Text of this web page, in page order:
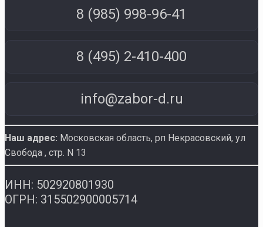
8 (985) 998-96-41
8 (495) 2-410-400
info@zabor-d.ru
Наш адрес: Московская область, рп Некрасовский, ул
Свобода , стр. N 13
ИНН: 502920801930
ОГРН: 315502900005714